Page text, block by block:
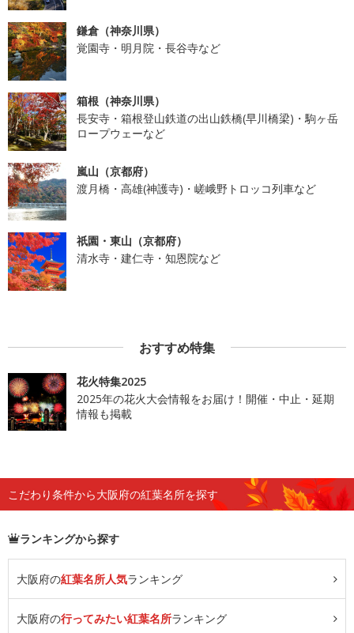
鎌倉（神奈川県）
覚園寺・明月院・長谷寺など
箱根（神奈川県）
長安寺・箱根登山鉄道の出山鉄橋(早川橋梁)・駒ヶ岳
ロープウェーなど
嵐山（京都府）
渡月橋・高雄(神護寺)・嵯峨野トロッコ列車など
祇園・東山（京都府）
清水寺・建仁寺・知恩院など
おすすめ特集
花火特集2025
2025年の花火大会情報をお届け！開催・中止・延期
情報も掲載
こだわり条件から大阪府の紅葉名所を探す
ランキングから探す
大阪府の紅葉名所人気ランキング
大阪府の行ってみたい紅葉名所ランキング